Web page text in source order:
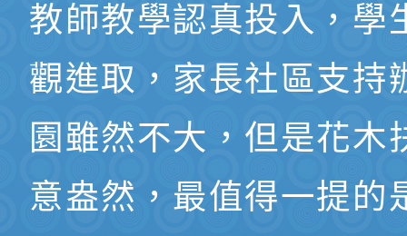
教師教學認真投入，學
觀進取，家長社區支持
園雖然不大，但是花木
意盎然，最值得一提的